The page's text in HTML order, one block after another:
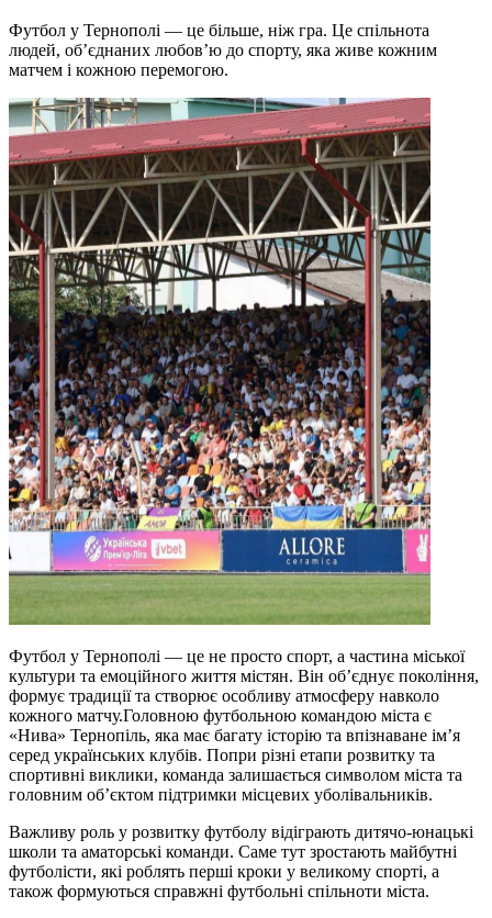
Футбол у Тернополі — це більше, ніж гра. Це спільнота
людей, об’єднаних любов’ю до спорту, яка живе кожним
матчем і кожною перемогою.
Футбол у Тернополі — це не просто спорт, а частина міської
культури та емоційного життя містян. Він об’єднує покоління,
формує традиції та створює особливу атмосферу навколо
кожного матчу.Головною футбольною командою міста є
«Нива» Тернопіль, яка має багату історію та впізнаване ім’я
серед українських клубів. Попри різні етапи розвитку та
спортивні виклики, команда залишається символом міста та
головним об’єктом підтримки місцевих уболівальників.
Важливу роль у розвитку футболу відіграють дитячо-юнацькі
школи та аматорські команди. Саме тут зростають майбутні
футболісти, які роблять перші кроки у великому спорті, а
також формуються справжні футбольні спільноти міста.